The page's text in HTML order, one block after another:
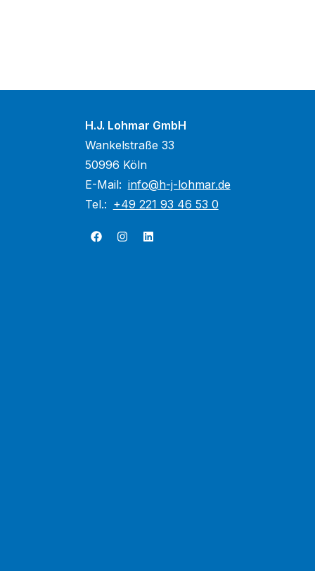
H.J. Lohmar GmbH
Wankelstraße 33
50996 Köln
E-Mail: info@h-j-lohmar.de
Tel.: +49 221 93 46 53 0